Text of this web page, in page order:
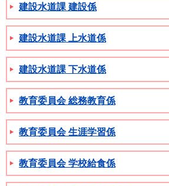
建設水道課 建設係
建設水道課 上水道係
建設水道課 下水道係
教育委員会 総務教育係
教育委員会 生涯学習係
教育委員会 学校給食係